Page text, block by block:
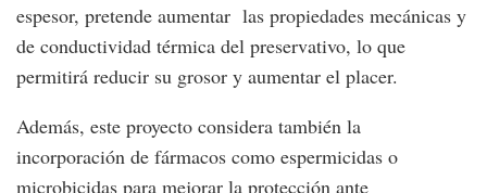
espesor, pretende aumentar las propiedades mecánicas y
de conductividad térmica del preservativo, lo que
permitirá reducir su grosor y aumentar el placer.
Además, este proyecto considera también la
incorporación de fármacos como espermicidas o
microbicidas para mejorar la protección ante